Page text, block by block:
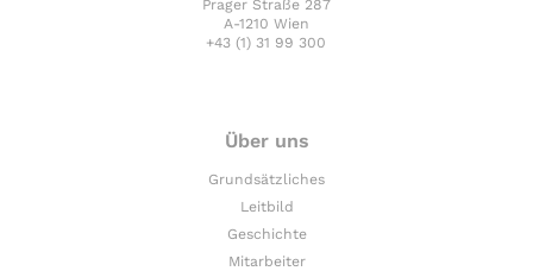
Prager Straße 287
A-1210 Wien
+43 (1) 31 99 300
Über uns
Grundsätzliches
Leitbild
Geschichte
Mitarbeiter